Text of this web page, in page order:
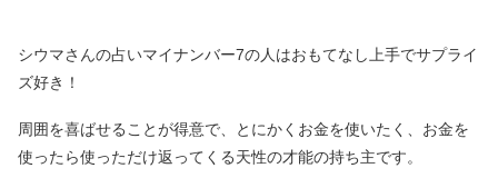
シウマさんの占いマイナンバー7の人はおもてなし上手でサプライ
ズ好き！
周囲を喜ばせることが得意で、とにかくお金を使いたく、お金を
使ったら使っただけ返ってくる天性の才能の持ち主です。